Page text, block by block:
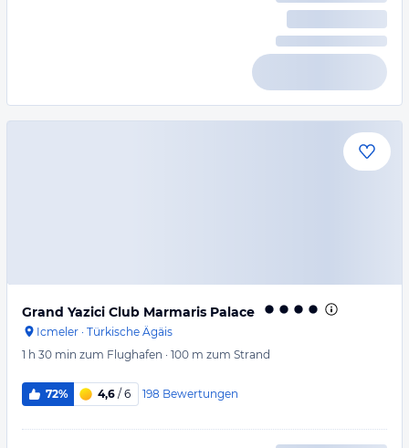
Grand Yazici Club Marmaris Palace
Icmeler · Türkische Ägäis
1 h 30 min zum Flughafen · 100 m zum Strand
72% 4,6 / 6 198 Bewertungen